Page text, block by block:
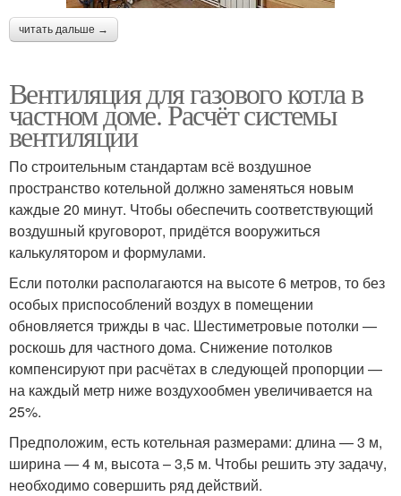
читать дальше →
Вентиляция для газового котла в
частном доме. Расчёт системы
вентиляции
По строительным стандартам всё воздушное
пространство котельной должно заменяться новым
каждые 20 минут. Чтобы обеспечить соответствующий
воздушный круговорот, придётся вооружиться
калькулятором и формулами.
Если потолки располагаются на высоте 6 метров, то без
особых приспособлений воздух в помещении
обновляется трижды в час. Шестиметровые потолки —
роскошь для частного дома. Снижение потолков
компенсируют при расчётах в следующей пропорции —
на каждый метр ниже воздухообмен увеличивается на
25%.
Предположим, есть котельная размерами: длина — 3 м,
ширина — 4 м, высота – 3,5 м. Чтобы решить эту задачу,
необходимо совершить ряд действий.